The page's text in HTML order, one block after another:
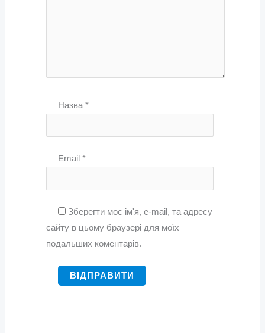
Назва*
Email*
Зберегти моє ім'я, e-mail, та адресу
сайту в цьому браузері для моїх
подальших коментарів.